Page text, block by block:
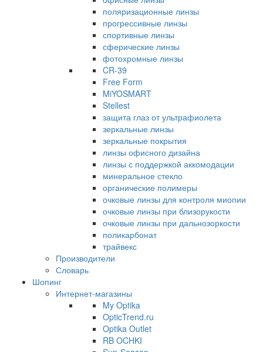
поляризационные линзы
прогрессивные линзы
спортивные линзы
сферические линзы
фотохромные линзы
CR-39
Free Form
MiYOSMART
Stellest
защита глаз от ультрафиолета
зеркальные линзы
зеркальные покрытия
линзы офисного дизайна
линзы с поддержкой аккомодации
минеральное стекло
органические полимеры
очковые линзы для контроля миопии
очковые линзы при близорукости
очковые линзы при дальнозоркости
поликарбонат
трайвекс
Производители
Словарь
Шопинг
Интернет-магазины
My Optika
OpticTrend.ru
Optika Outlet
RB OCHKI